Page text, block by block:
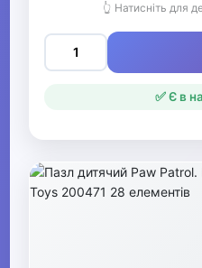
👆 Натисніть для
✅ Є в